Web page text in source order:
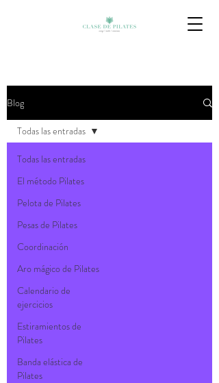
Blog
Todas las entradas
El método Pilates
Pelota de Pilates
Pesas de Pilates
Coordinación
Aro mágico de Pilates
Calendario de
ejercicios
Estiramientos de
Pilates
Banda elástica de
Pilates
Todas las entradas